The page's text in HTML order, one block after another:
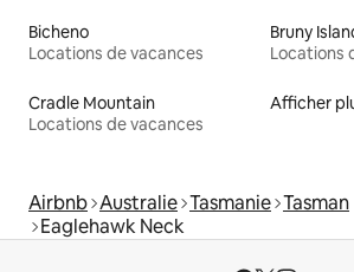
Bicheno
Locations de vacances
Bruny
Locations
Cradle Mountain
Locations de vacances
Afficher
Airbnb Australie Tasmanie Tasman
Eaglehawk Neck